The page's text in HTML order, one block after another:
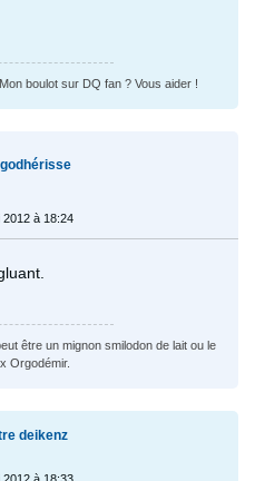
boulot sur DQ fan ? Vous aider !
2012 à 18:24
être un mignon smilodon de lait ou le
Orgodémir.
deikenz